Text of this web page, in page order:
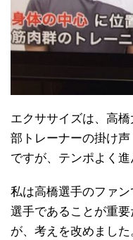
エクササイズは、高
部トレーナーの掛け
ですが、テンポよく進
私は高橋選手のファ
選手であることが重
が、考えを改めました